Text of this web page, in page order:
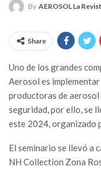
By AEROSOL La
Share
Uno de los grandes
Aerosol es
productoras de
seguridad, por ello, se
este 2024, organizado
El seminario se llevó a
NH Collection Zona